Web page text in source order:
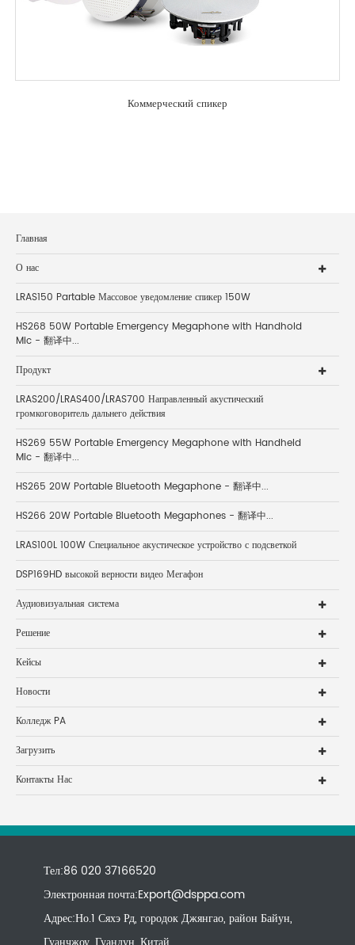
Коммерческий спикер
Главная
О нас
LRAS150 Partable Массовое уведомление спикер 150W
HS268 50W Portable Emergency Megaphone with Handhold
Mic - 翻译中...
Продукт
LRAS200/LRAS400/LRAS700 Направленный акустический
громкоговоритель дальнего действия
HS269 55W Portable Emergency Megaphone with Handheld
Mic - 翻译中...
HS265 20W Portable Bluetooth Megaphone - 翻译中...
HS266 20W Portable Bluetooth Megaphones - 翻译中...
LRAS100L 100W Специальное акустическое устройство с подсветкой
DSP169HD высокой верности видео Мегафон
Аудиовизуальная система
Решение
Кейсы
Новости
Колледж PA
Загрузить
Контакты Нас
Тел:86 020 37166520
Электронная почта:Export@dsppa.com
Адрес:Но.1 Сяхэ Рд, городок Джянгао, район Байун,